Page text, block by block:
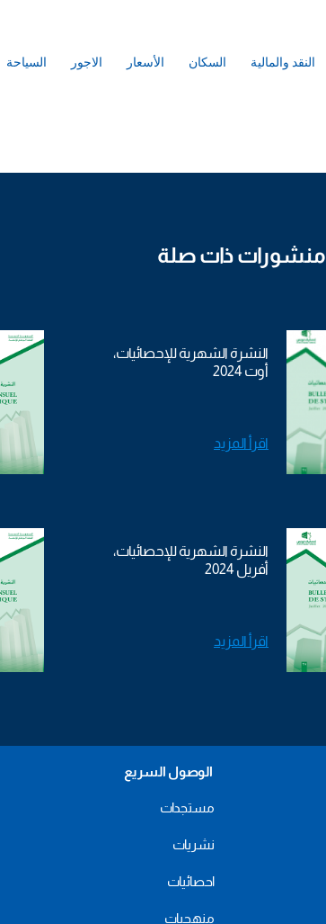
النقد والمالية السكان الأسعار الاجور
السياحة
منشورات ذات صلة
النشرة الشهرية للإحصائيات،
أوت 2024
اقرأ المزيد
النشرة الشهرية للإحصائيات،
أفريل 2024
اقرأ المزيد
الوصول السريع
مستجدات
نشريات
احصائيات
منهجيات